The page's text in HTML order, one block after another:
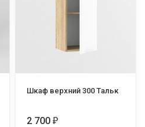
Шкаф верхний 300 Тальк
2 700₽